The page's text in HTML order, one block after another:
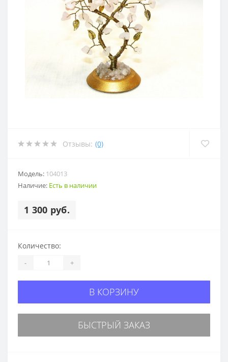
Отзывы: (0)
Модель: 104013
Наличие: Есть в наличии
1 300 руб.
Количество:
- +
В КОРЗИНУ
БЫСТРЫЙ ЗАКАЗ